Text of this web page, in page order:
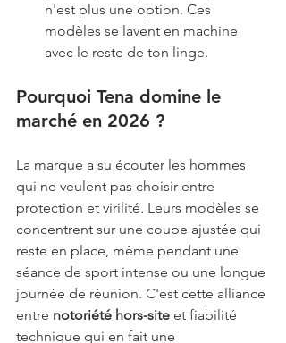
n'est plus une option. Ces
modèles se lavent en machine
avec le reste de ton linge.
Pourquoi Tena domine le
marché en 2026 ?
La marque a su écouter les hommes
qui ne veulent pas choisir entre
protection et virilité. Leurs modèles se
concentrent sur une coupe ajustée qui
reste en place, même pendant une
séance de sport intense ou une longue
journée de réunion. C'est cette alliance
entre notoriété hors-site et fiabilité
technique qui en fait une